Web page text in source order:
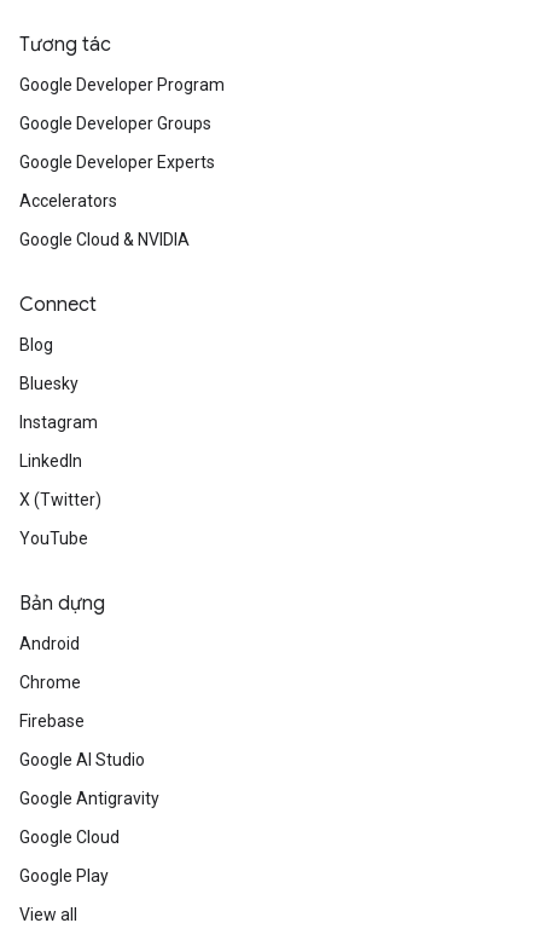
Tương tác
Google Developer Program
Google Developer Groups
Google Developer Experts
Accelerators
Google Cloud & NVIDIA
Connect
Blog
Bluesky
Instagram
LinkedIn
X (Twitter)
YouTube
Bản dựng
Android
Chrome
Firebase
Google AI Studio
Google Antigravity
Google Cloud
Google Play
View all